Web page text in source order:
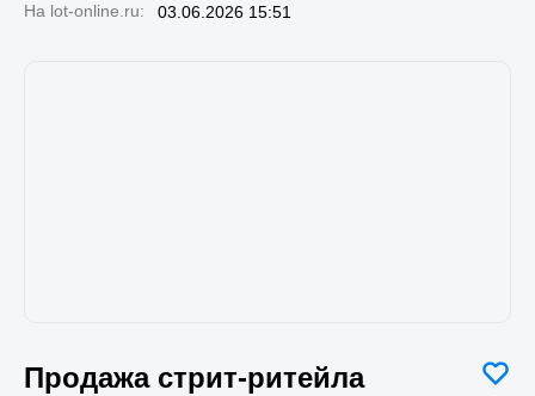
На lot-online.ru: 03.06.2026 15:51
Продажа стрит-ритейла